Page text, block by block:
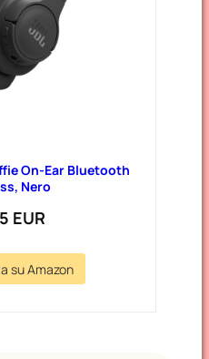
On-Ear Bluetooth
Nero
EUR
su Amazon